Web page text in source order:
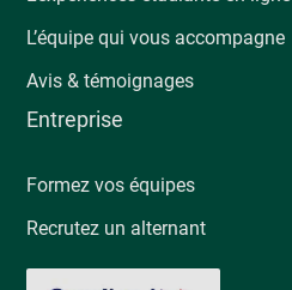
L’équipe qui vous accompagne
Avis & témoignages
Entreprise
Formez vos équipes
Recrutez un alternant